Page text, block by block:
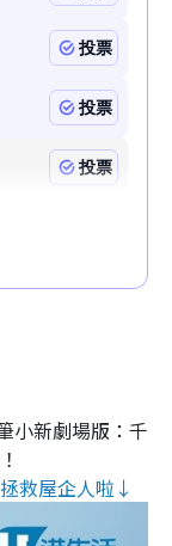
小新劇場版：千
救屋企人啦↓